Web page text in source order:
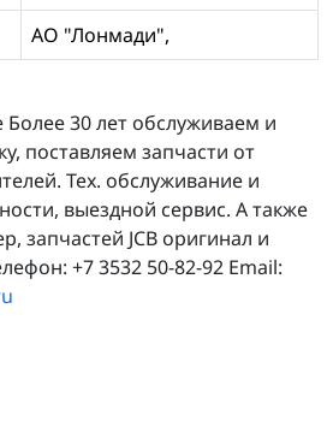
АО "Лонмади",
Более 30 лет обслуживаем и
поставляем запчасти от
Тех. обслуживание и
выездной сервис. А также
запчастей JCB оригинал и
+7 3532 50-82-92 Email: